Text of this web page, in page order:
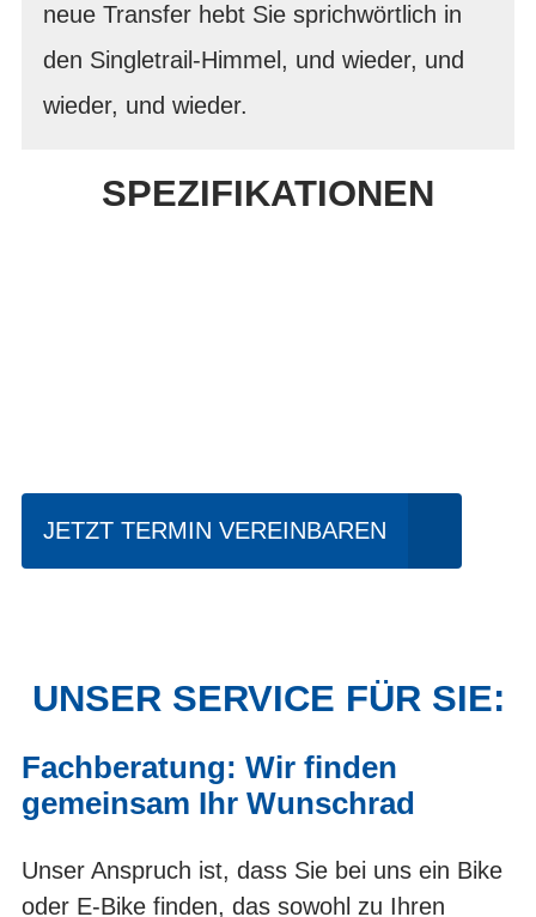
neue Transfer hebt Sie sprichwörtlich in
den Singletrail-Himmel, und wieder, und
wieder, und wieder.
SPEZIFIKATIONEN
JETZT TERMIN VEREINBAREN
UNSER SERVICE FÜR SIE:
Fachberatung: Wir finden
gemeinsam Ihr Wunschrad
Unser Anspruch ist, dass Sie bei uns ein Bike
oder E-Bike finden, das sowohl zu Ihren